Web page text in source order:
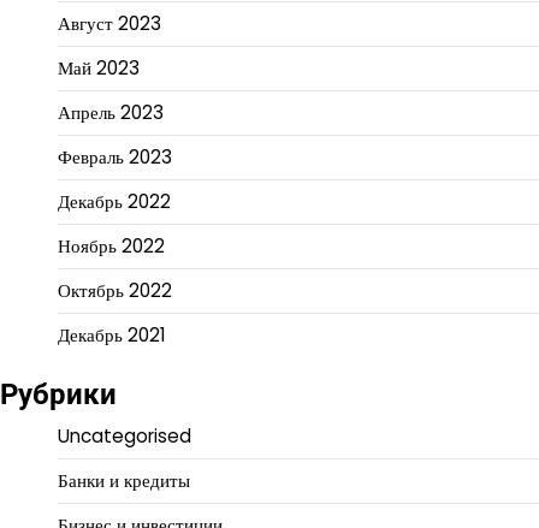
Август 2023
Май 2023
Апрель 2023
Февраль 2023
Декабрь 2022
Ноябрь 2022
Октябрь 2022
Декабрь 2021
Рубрики
Uncategorised
Банки и кредиты